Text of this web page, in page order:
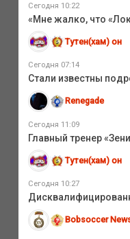
Сегодня 10:22
«Мне жалко, что
Тутен(хам) он
Сегодня 07:14
Стали известны
Renegade
Сегодня 11:09
Главный тренер
Тутен(хам) он
Сегодня 10:27
Bobsoccer